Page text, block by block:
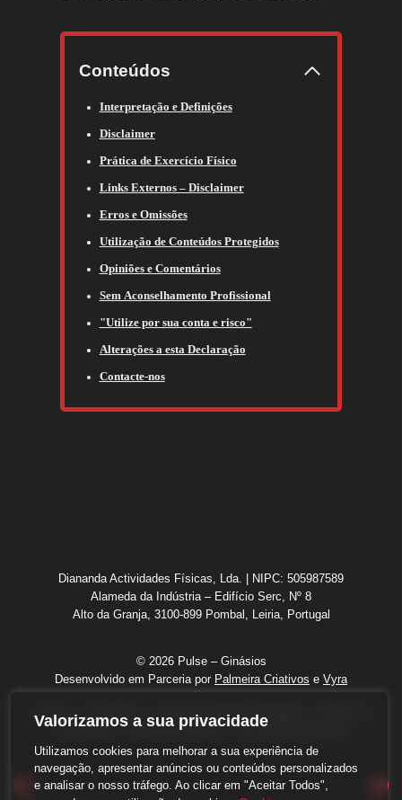
Valorizamos a sua privacidade
Utilizamos cookies para melhorar a sua experiência de
navegação, apresentar anúncios ou conteúdos personalizados
e analisar o nosso tráfego. Ao clicar em "Aceitar Todos",
Conteúdos
Interpretação e Definições
Disclaimer
Prática de Exercício Físico
Links Externos – Disclaimer
Erros e Omissões
Utilização de Conteúdos Protegidos
Opiniões e Comentários
Sem Aconselhamento Profissional
"Utilize por sua conta e risco"
Alterações a esta Declaração
Contacte-nos
Diananda Actividades Físicas, Lda. | NIPC: 505987589
Alameda da Indústria – Edifício Serc, Nº 8
Alto da Granja, 3100-899 Pombal, Leiria, Portugal
© 2026 Pulse – Ginásios
Desenvolvido em Parceria por Palmeira Criativos e Vyra
Termos & Condições Isenção de Responsabilidade
Privacidade|Politica de Cookies|Livro de Reclamações